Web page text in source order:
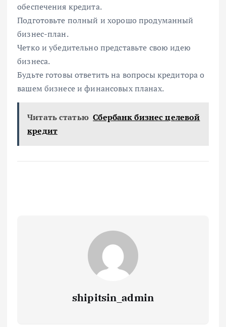
обеспечения кредита.
Подготовьте полный и хорошо продуманный
бизнес-план.
Четко и убедительно представьте свою идею
бизнеса.
Будьте готовы ответить на вопросы кредитора о
вашем бизнесе и финансовых планах.
Читать статью Сбербанк бизнес целевой
кредит
shipitsin_admin